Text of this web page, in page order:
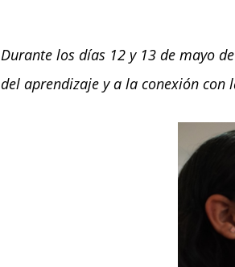
Durante los días 12 y 13 de mayo
del aprendizaje y a la conexión con